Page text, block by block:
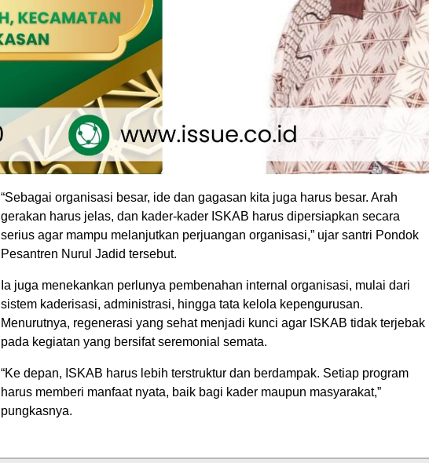
Penetapan tersebut disambut antusias oleh peserta muktamar. Terpilihnya
Irzam Abdellah dinilai sebagai bagian dari regenerasi kepemimpinan santri
yang diharapkan mampu membawa ISKAB lebih progresif dan terarah dalam
menjawab tantangan zaman.
Usai terpilih, Irzam Abdellah menegaskan pentingnya memperkuat orientasi
gerakan organisasi melalui sistem kaderisasi yang terstruktur dan
berkelanjutan. Menurutnya, besarnya struktur organisasi harus sejalan
dengan kematangan ideologis dan kualitas kepemimpinan kader.
“Sebagai organisasi besar, ide dan gagasan kita juga harus besar. Arah
gerakan harus jelas, dan kader-kader ISKAB harus dipersiapkan secara
serius agar mampu melanjutkan perjuangan organisasi,” ujar santri Pondok
Pesantren Nurul Jadid tersebut.
Ia juga menekankan perlunya pembenahan internal organisasi, mulai dari
sistem kaderisasi, administrasi, hingga tata kelola kepengurusan.
Menurutnya, regenerasi yang sehat menjadi kunci agar ISKAB tidak terjebak
pada kegiatan yang bersifat seremonial semata.
“Ke depan, ISKAB harus lebih terstruktur dan berdampak. Setiap program
harus memberi manfaat nyata, baik bagi kader maupun masyarakat,”
pungkasnya.